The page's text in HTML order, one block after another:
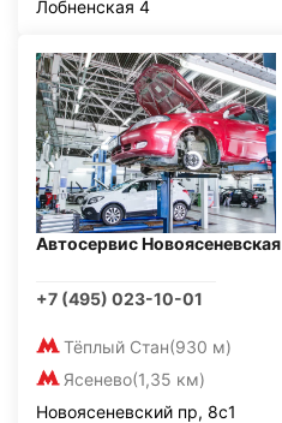
Лобненская 4
Автосервис Новоясеневская
+7 (495) 023-10-01
Тёплый Стан(930 м)
Ясенево(1,35 км)
Новоясеневский пр, 8с1